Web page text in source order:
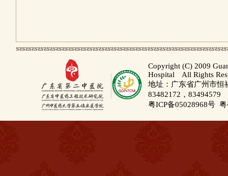
Copyright (C) 2009
Hospital All Rights
地址：广东省广州市
83482172，83494579
粤ICP备05028968号